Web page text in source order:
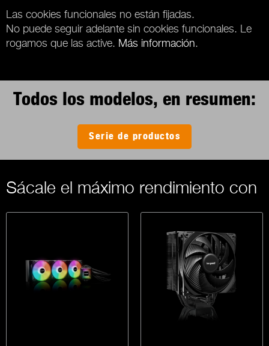
Las cookies funcionales no están fijadas.
No puede seguir adelante sin cookies funcionales. Le
rogamos que las active. Más información.
Todos los modelos, en resumen:
Serie de productos
Sácale el máximo rendimiento con